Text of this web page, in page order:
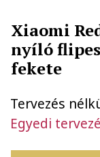
Xiaomi
nyíló
fekete
Tervezés
Egyedi